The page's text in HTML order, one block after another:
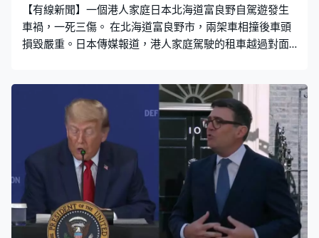
【有線新聞】一個港人家庭日本北海道富良野自駕遊發生
車禍，一死三傷。 在北海道富良野市，兩架車相撞後車頭
損毀嚴重。日本傳媒報道，港人家庭駕駛的租車越過對面
院後證實死亡。至於SUV上的兩名20多歲日本男女則受輕